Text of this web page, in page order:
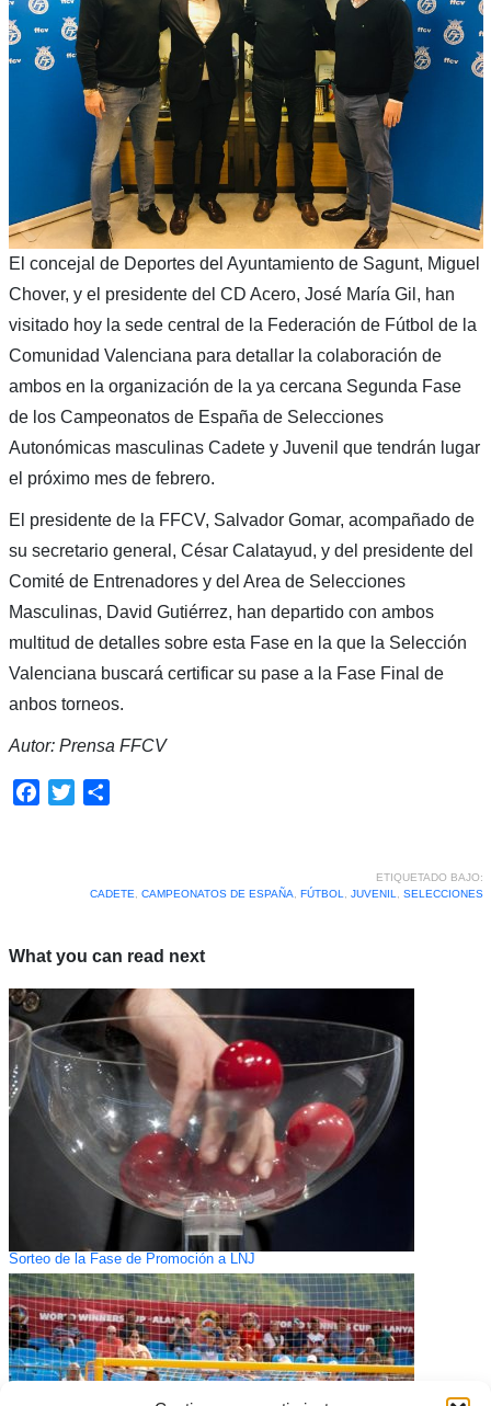
El concejal de Deportes del Ayuntamiento de Sagunt, Miguel
Chover, y el presidente del CD Acero, José María Gil, han
visitado hoy la sede central de la Federación de Fútbol de la
Comunidad Valenciana para detallar la colaboración de
ambos en la organización de la ya cercana Segunda Fase
de los Campeonatos de España de Selecciones
Autonómicas masculinas Cadete y Juvenil que tendrán lugar
el próximo mes de febrero.
El presidente de la FFCV, Salvador Gomar, acompañado de
su secretario general, César Calatayud, y del presidente del
Comité de Entrenadores y del Area de Selecciones
Masculinas, David Gutiérrez, han departido con ambos
multitud de detalles sobre esta Fase en la que la Selección
Valenciana buscará certificar su pase a la Fase Final de
anbos torneos.
Autor: Prensa FFCV
Facebook
Twitter
ETIQUETADO BAJO:
CADETE
CAMPEONATOS DE ESPAÑA FÚTBOL JUVENIL SELECCIONES
What you can read next
Sorteo de la Fase de Promoción a LNJ